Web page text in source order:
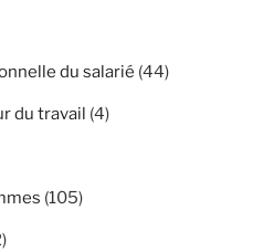
du salarié (44)
du travail (4)
(105)